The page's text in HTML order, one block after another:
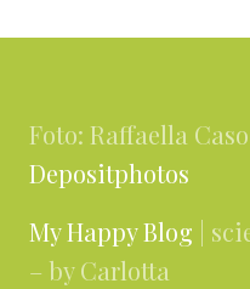
Foto: Raffaella
Depositphotos
My Happy Blog |
– by Carlotta